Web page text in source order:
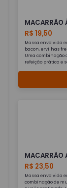
MACARRÃO
R$ 19,50
Massa envolvida
bacon, ervilhas
Uma combinação
refeição prática e
MACARRÃO
R$ 23,50
Massa envolvida
combinação de